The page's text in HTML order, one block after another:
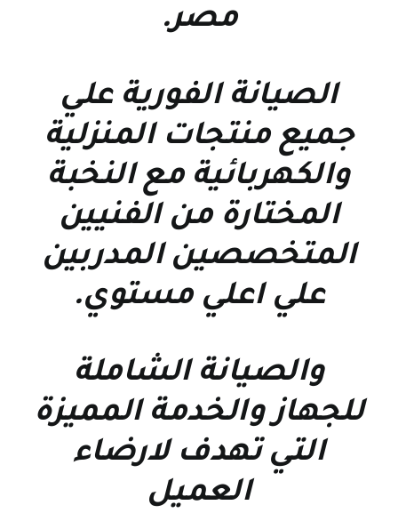
مصر.
الصيانة الفورية علي
جميع منتجات المنزلية
والكهربائية مع النخبة
المختارة من الفنيين
المتخصصين المدربين
علي اعلي مستوي.
والصيانة الشاملة
للجهاز والخدمة المميزة
التي تهدف لارضاء
العميل